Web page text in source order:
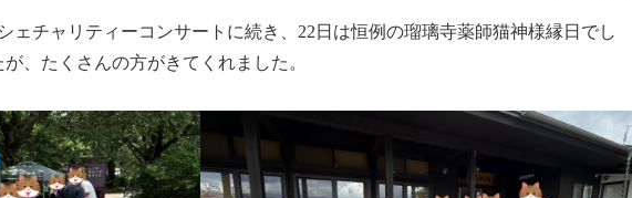
ェチャリティーコンサートに続き、22日は恒例の瑠璃寺薬師猫神様縁日でし
、たくさんの方がきてくれました。